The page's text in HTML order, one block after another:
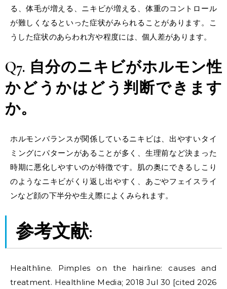
る、体毛が増える、ニキビが増える、体重のコントロール
が難しくなるといった症状がみられることがあります。こ
うした症状のあらわれ方や程度には、個人差があります。
Q7. 自分のニキビがホルモン性
かどうかはどう判断できます
か。
ホルモンバランスが関係しているニキビは、出やすいタイ
ミングにパターンがあることが多く、生理前など決まった
時期に悪化しやすいのが特徴です。肌の奥にできるしこり
のようなニキビがくり返し出やすく、あごやフェイスライ
ンなど顔の下半分や生え際によくみられます。
参考文献:
Healthline. Pimples on the hairline: causes and
treatment. Healthline Media; 2018 Jul 30 [cited 2026